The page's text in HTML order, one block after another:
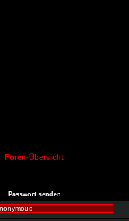
Foren-Übersicht
Passwort senden